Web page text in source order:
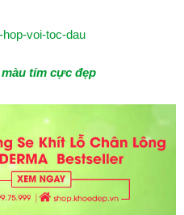
tím cực đẹp